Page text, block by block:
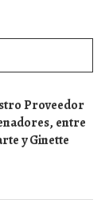
Proveedor
entre
y Ginette